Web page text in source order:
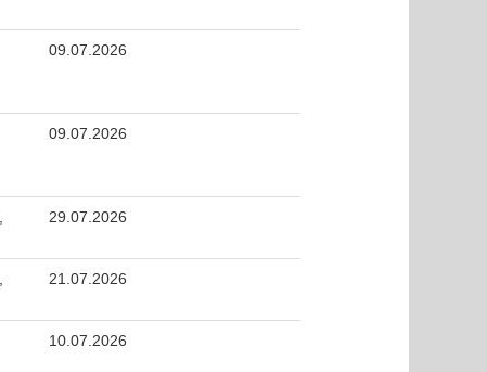
09.07.2026
09.07.2026
29.07.2026
21.07.2026
10.07.2026